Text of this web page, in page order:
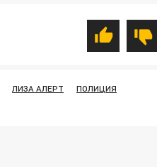
ЛИЗА АЛЕРТ
ПОЛИЦИЯ